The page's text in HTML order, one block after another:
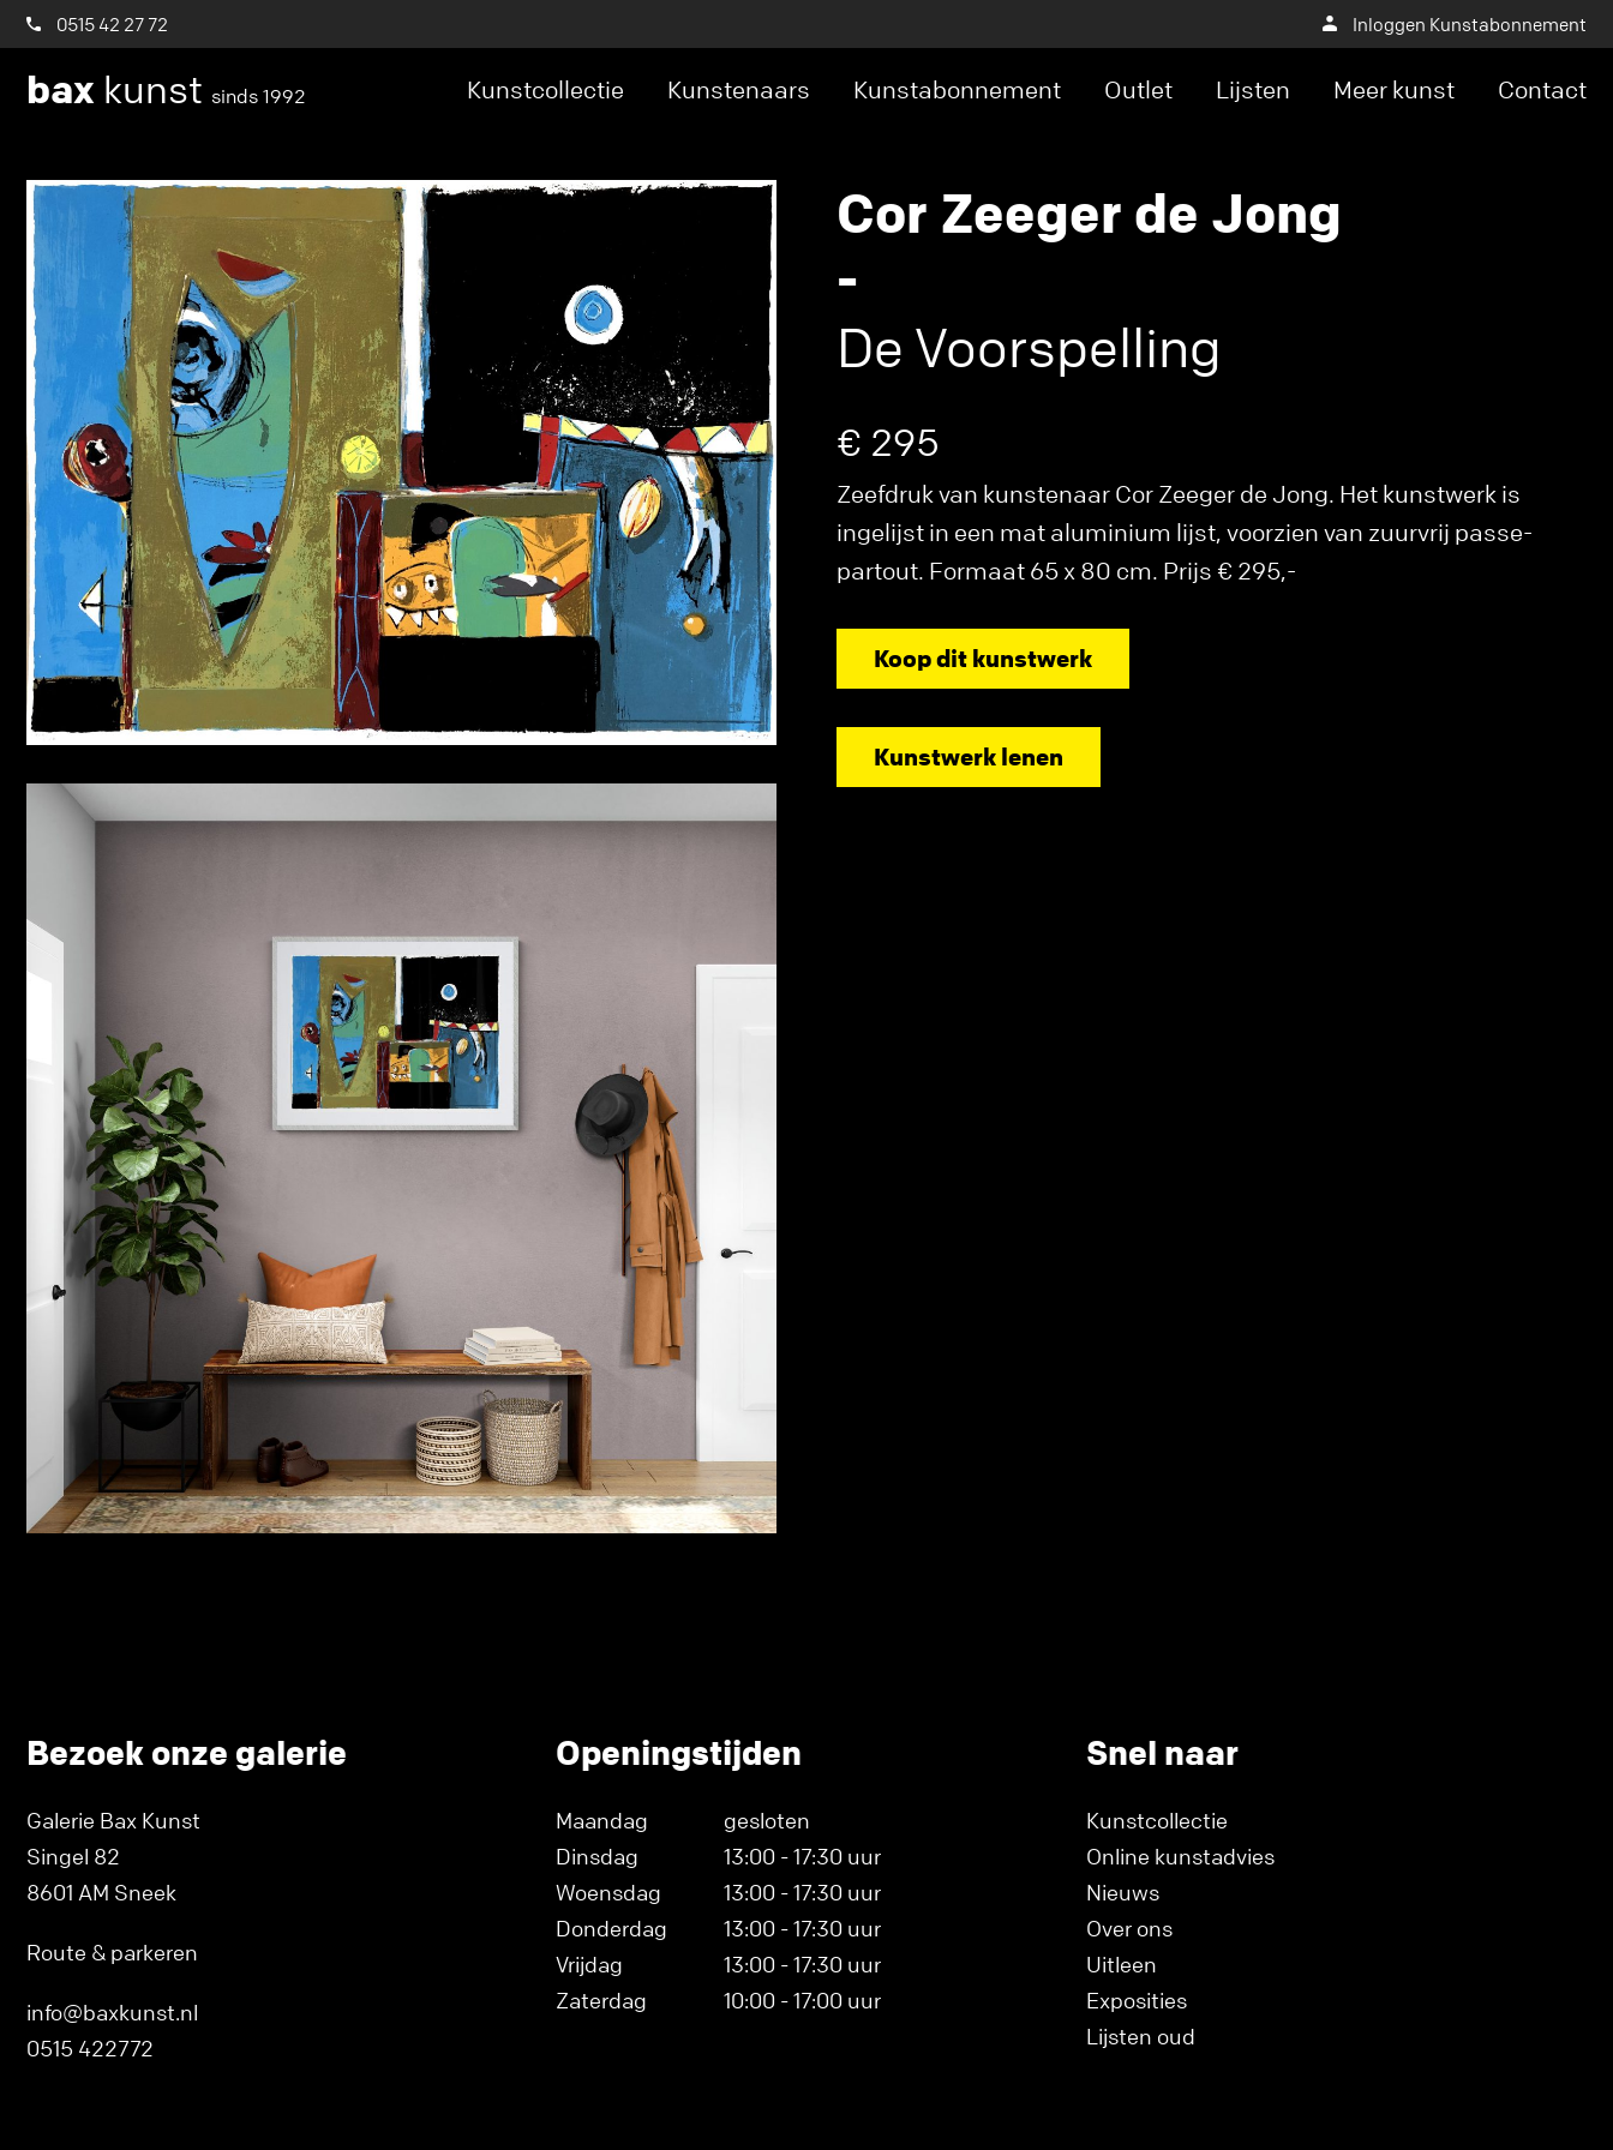
0515 42 27 72 Inloggen Kunstabonnement
bax kunst sinds 1992 Kunstcollectie Kunstenaars Kunstabonnement Outlet Lijsten Meer kunst Contact
Cor Zeeger de Jong
-
De Voorspelling
€ 295
Zeefdruk van kunstenaar Cor Zeeger de Jong. Het kunstwerk is
ingelijst in een mat aluminium lijst, voorzien van zuurvrij passe-
partout. Formaat 65 x 80 cm. Prijs € 295,-
Koop dit kunstwerk
Kunstwerk lenen
Bezoek onze galerie
Galerie Bax Kunst
Singel 82
8601 AM Sneek
Route & parkeren
info@baxkunst.nl
0515 422772
Openingstijden
Maandag
gesloten
Dinsdag
13:00 - 17:30 uur
Woensdag
13:00 - 17:30 uur
Donderdag
13:00 - 17:30 uur
Vrijdag
13:00 - 17:30 uur
Zaterdag
10:00 - 17:00 uur
Snel naar
Kunstcollectie
Online kunstadvies
Nieuws
Over ons
Uitleen
Exposities
Lijsten oud